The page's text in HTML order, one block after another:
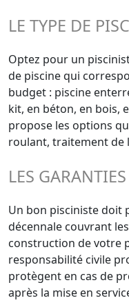
LE TYPE DE
Optez pour un
de piscine qui
budget : piscine
kit, en béton, en bois,
propose les options
roulant, traitement de
LES
Un bon pisciniste doit
décennale couvrant
construction de votre
responsabilité civile
protègent en cas de
après la mise en